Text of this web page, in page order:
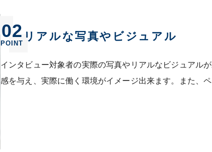
02
POINT
リアルな写真やビジュアル
インタビュー対象者の実際の写真やリアルなビジュアル
感を与え、実際に働く環境がイメージ出来ます。また、